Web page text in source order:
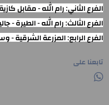
الفرع الثاني: رام الله - مقابل
الفرع الثالث: رام الله - الطيرة -
الفرع الرابع: المزرعة الشرقية -
تابعنا على